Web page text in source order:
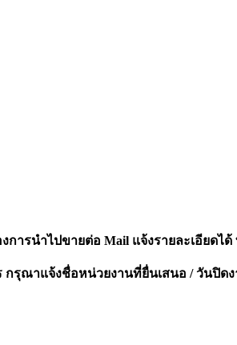
การนำไปขายต่อ Mail แจ้งรายละเอียดได้
รุณาแจ้งชื่อหน่วยงานที่ยื่นเสนอ / วันปิด